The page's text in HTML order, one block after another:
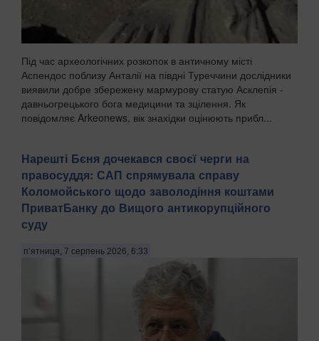
Під час археологічних розкопок в античному місті
Аспендос поблизу Анталії на півдні Туреччини дослідники
виявили добре збережену мармурову статую Асклепія -
давньогрецького бога медицини та зцілення. Як
повідомляє Arkeonews, вік знахідки оцінюють прибл...
Нарешті Бєня дочекався своєї черги на
правосуддя: САП спрямувала справу
Коломойського щодо заволодіння коштами
ПриватБанку до Вищого антикорупційного
суду
п’ятниця, 7 серпень 2026, 6:33